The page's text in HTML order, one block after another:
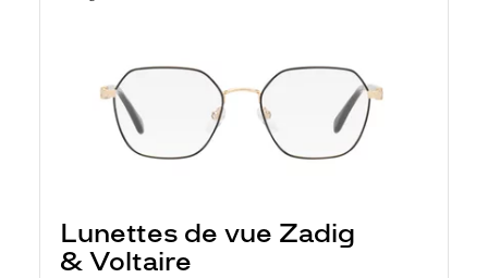
Lunettes de vue Zadig
& Voltaire